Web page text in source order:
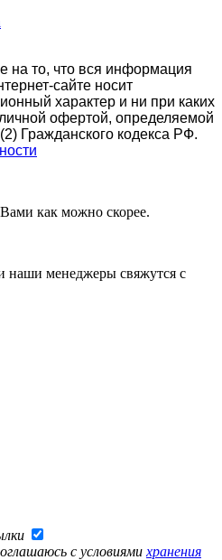
то, что вся информация
сайте носит
характер и ни при каких
офертой, определяемой
Гражданского кодекса РФ.
как можно скорее.
наши менеджеры свяжутся с
с условиями хранения